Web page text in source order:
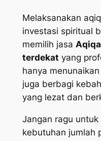
Melaksanakan
investasi spiritual
memilih jasa
terdekat yang
hanya
juga berbagi
yang lezat dan
Jangan ragu
kebutuhan jumlah